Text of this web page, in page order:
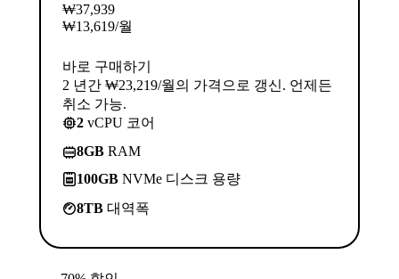
₩37,939
₩13,619/월
바로 구매하기
2 년간 ₩23,219/월의 가격으로 갱신. 언제든
취소 가능.
2 vCPU 코어
8GB RAM
100GB NVMe 디스크 용량
8TB 대역폭